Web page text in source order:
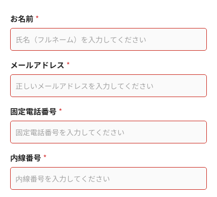
お名前 *
メールアドレス *
固定電話番号 *
*
内
線
番
内線番号 *